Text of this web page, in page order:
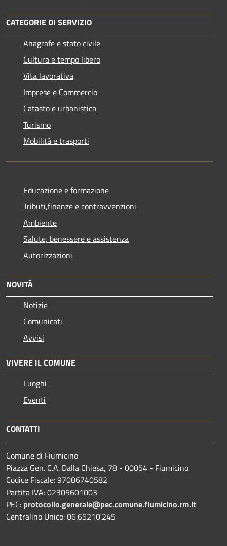
CATEGORIE DI SERVIZIO
Anagrafe e stato civile
Cultura e tempo libero
Vita lavorativa
Imprese e Commercio
Catasto e urbanistica
Turismo
Mobilità e trasporti
Educazione e formazione
Tributi,finanze e contravvenzioni
Ambiente
Salute, benessere e assistenza
Autorizzazioni
NOVITÀ
Notizie
Comunicati
Avvisi
VIVERE IL COMUNE
Luoghi
Eventi
CONTATTI
Comune di Fiumicino
Piazza Gen. C.A. Dalla Chiesa, 78 - 00054 - Fiumicino
Codice Fiscale: 97086740582
Partita IVA: 02305601003
PEC: protocollo.generale@pec.comune.fiumicino.rm.it
Centralino Unico: 06.65210.245